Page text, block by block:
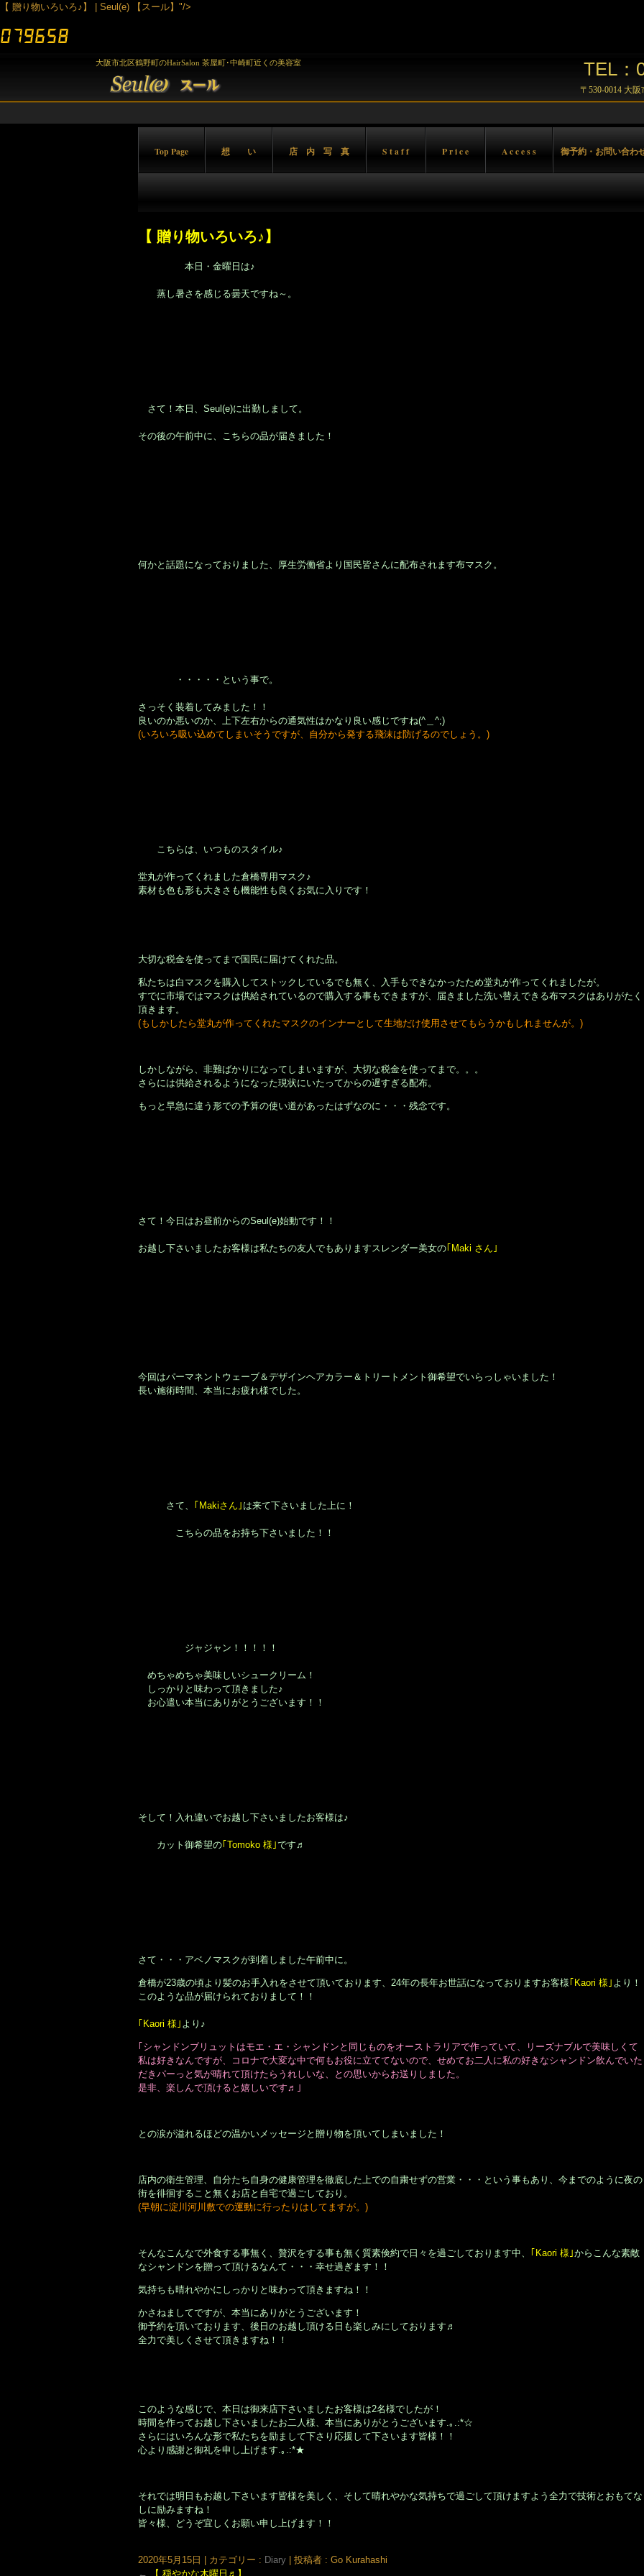
【 贈り物いろいろ♪】 | Seul(e) 【スール】"/>
大阪市北区鶴野町のHairSalon 茶屋町･中崎町近くの美容室 TEL：
〒530-0014 大
Top Page 想 い 店 内 写 真 S t a f f P r i c e A c c e s s 御予約・お問い合わ
【 贈り物いろいろ♪】
本日・金曜日は♪
蒸し暑さを感じる曇天ですね～。
さて！本日、Seul(e)に出勤しまして。
その後の午前中に、こちらの品が届きました！
何かと話題になっておりました、厚生労働省より国民皆さんに配布されます布マスク。
・・・・・という事で。
さっそく装着してみました！！
良いのか悪いのか、上下左右からの通気性はかなり良い感じですね(^＿^;)
(いろいろ吸い込めてしまいそうですが、自分から発する飛沫は防げるのでしょう。)
こちらは、いつものスタイル♪
堂丸が作ってくれました倉橋専用マスク♪
素材も色も形も大きさも機能性も良くお気に入りです！
大切な税金を使ってまで国民に届けてくれた品。
私たちは白マスクを購入してストックしているでも無く、入手もできなかったため堂丸が作ってくれましたが。
すでに市場ではマスクは供給されているので購入する事もできますが、届きました洗い替えできる布マスクはありがたく
頂きます。
(もしかしたら堂丸が作ってくれたマスクのインナーとして生地だけ使用させてもらうかもしれませんが。)
しかしながら、非難ばかりになってしまいますが、大切な税金を使ってまで。。。
さらには供給されるようになった現状にいたってからの遅すぎる配布。
もっと早急に違う形での予算の使い道があったはずなのに・・・残念です。
さて！今日はお昼前からのSeul(e)始動です！！
お越し下さいましたお客様は私たちの友人でもありますスレンダー美女の｢Maki さん｣
今回はパーマネントウェーブ＆デザインヘアカラー＆トリートメント御希望でいらっしゃいました！
長い施術時間、本当にお疲れ様でした。
さて、 ｢Makiさん｣ は来て下さいました上に！
こちらの品をお持ち下さいました！！
ジャジャン！！！！！
めちゃめちゃ美味しいシュークリーム！
しっかりと味わって頂きました♪
お心遣い本当にありがとうございます！！
そして！入れ違いでお越し下さいましたお客様は♪
カット御希望の｢Tomoko 様｣です♬
さて・・・アベノマスクが到着しました午前中に。
倉橋が23歳の頃より髪のお手入れをさせて頂いております、24年の長年お世話になっておりますお客様 ｢Kaori 様｣ より！
このような品が届けられておりまして！！
｢Kaori 様｣ より♪
｢シャンドンブリュットはモエ・エ・シャンドンと同じものをオーストラリアで作っていて、リーズナブルで美味しくて
私は好きなんですが、コロナで大変な中で何もお役に立ててないので、せめてお二人に私の好きなシャンドン飲んでいた
だきパーっと気が晴れて頂けたらうれしいな、との思いからお送りしました。
是非、楽しんで頂けると嬉しいです♬｣
との涙が溢れるほどの温かいメッセージと贈り物を頂いてしまいました！
店内の衛生管理、自分たち自身の健康管理を徹底した上での自粛せずの営業・・・という事もあり、今までのように夜の
街を徘徊すること無くお店と自宅で過ごしており。
(早朝に淀川河川敷での運動に行ったりはしてますが。)
そんなこんなで外食する事無く、贅沢をする事も無く質素倹約で日々を過ごしております中、 ｢Kaori 様｣からこんな素敵
なシャンドンを贈って頂けるなんて・・・幸せ過ぎます！！
気持ちも晴れやかにしっかりと味わって頂きますね！！
かさねましてですが、本当にありがとうございます！
御予約を頂いております、後日のお越し頂ける日も楽しみにしております♬
全力で美しくさせて頂きますね！！
このような感じで、本日は御来店下さいましたお客様は2名様でしたが！
時間を作ってお越し下さいましたお二人様、本当にありがとうございます.｡.:*☆
さらにはいろんな形で私たちを励まして下さり応援して下さいます皆様！！
心より感謝と御礼を申し上げます.｡.:*★
それでは明日もお越し下さいます皆様を美しく、そして晴れやかな気持ちで過ごして頂けますよう全力で技術とおもてな
しに励みますね！
皆々様、どうぞ宜しくお願い申し上げます！！
2020年5月15日 | カテゴリー : Diary | 投稿者 : Go Kurahashi
←
【 穏やかな木曜日♬】